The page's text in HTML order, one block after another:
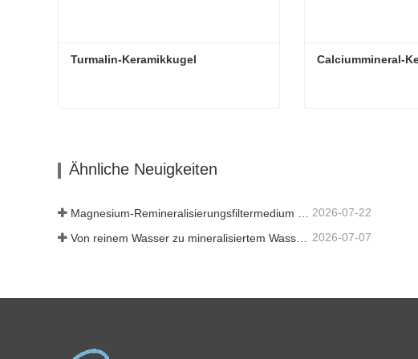
Turmalin-Keramikkugel Calciummineral-
Ähnliche Neuigkeiten
2026-07-22
Von reinem Wasser zu mineralisiertem Wasser: Wie ETERNAL WORLD die Mineralisierungsära des Leitungswassers anführt 2026-07-07